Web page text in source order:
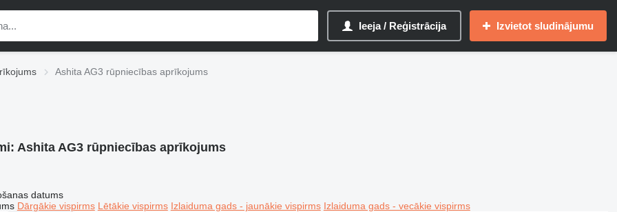
Ieeja / Reģistrācija Izvietot sludinājumu
Ashita AG3 rūpniecības aprīkojums
Ashita AG3 rūpniecības aprīkojums
datums
Dārgākie vispirms Lētākie vispirms Izlaiduma gads - jaunākie vispirms Izlaiduma gads - vecākie vispirms